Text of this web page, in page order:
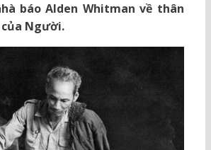
báo Alden Whitman về thân
Người.